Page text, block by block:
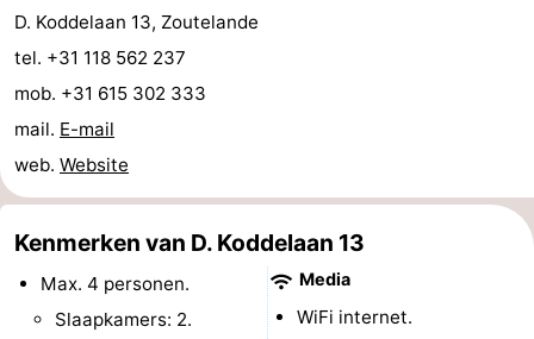
Brouwershaven
-
Bruinisse
-
Zierikzee
-
Natuur
Oosterschelde
-
Burgh
Haamstede
-
Natuur
Walcheren
D. Koddelaan 13, Zoutelande
tel. +31 118 562 237
mob. +31 615 302 333
mail. E-mail
web. Website
Kenmerken van D. Koddelaan 13
Max. 4 personen.
Slaapkamers: 2.
Media
WiFi internet.